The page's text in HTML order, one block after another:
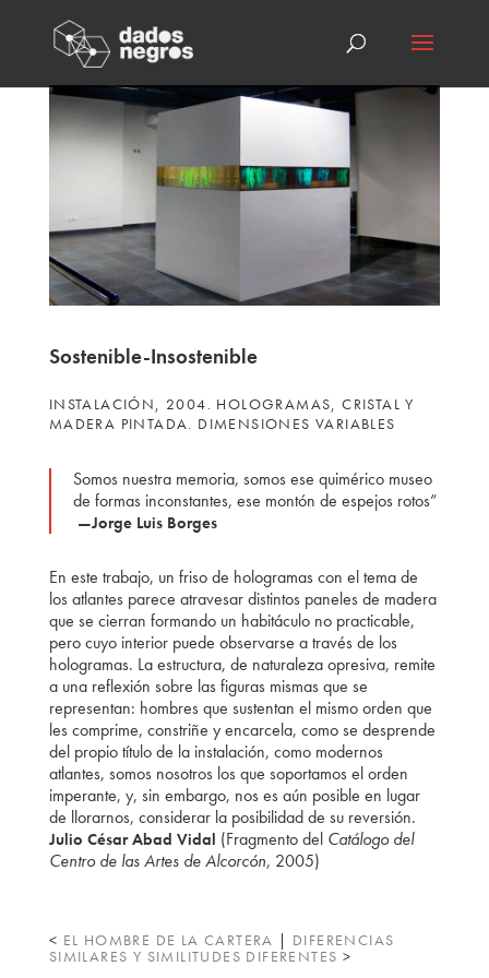
Sostenible-Insostenible
INSTALACIÓN, 2004. HOLOGRAMAS, CRISTAL Y
MADERA PINTADA. DIMENSIONES VARIABLES
Somos nuestra memoria, somos ese quimérico museo
de formas inconstantes, ese montón de espejos rotos”
—Jorge Luis Borges
En este trabajo, un friso de hologramas con el tema de
los atlantes parece atravesar distintos paneles de madera
que se cierran formando un habitáculo no practicable,
pero cuyo interior puede observarse a través de los
hologramas. La estructura, de naturaleza opresiva, remite
a una reflexión sobre las figuras mismas que se
representan: hombres que sustentan el mismo orden que
les comprime, constriñe y encarcela, como se desprende
del propio título de la instalación, como modernos
atlantes, somos nosotros los que soportamos el orden
imperante, y, sin embargo, nos es aún posible en lugar
de llorarnos, considerar la posibilidad de su reversión.
Julio César Abad Vidal (Fragmento del Catálogo del
Centro de las Artes de Alcorcón, 2005)
< EL HOMBRE DE LA CARTERA | DIFERENCIAS
SIMILARES Y SIMILITUDES DIFERENTES >